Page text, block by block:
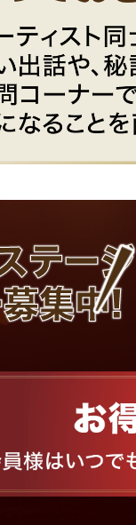
テージ
集中!